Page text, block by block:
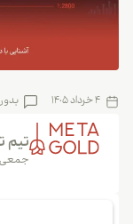
4 خرداد 1405
تیم
جمعی